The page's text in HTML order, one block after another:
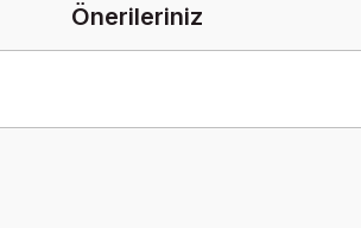
Önerileriniz